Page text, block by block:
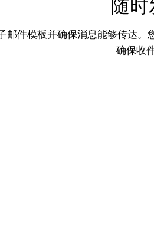
随时
邮件模板并确保消息能够传达。
确保收